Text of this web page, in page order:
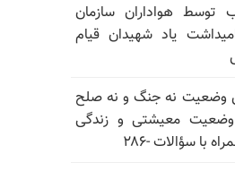
توسط هواداران سازمان
یاد شهیدان قیام
وضعیت نه جنگ و نه صلح
معیشتی و زندگی
با سؤالات -۲۸۶